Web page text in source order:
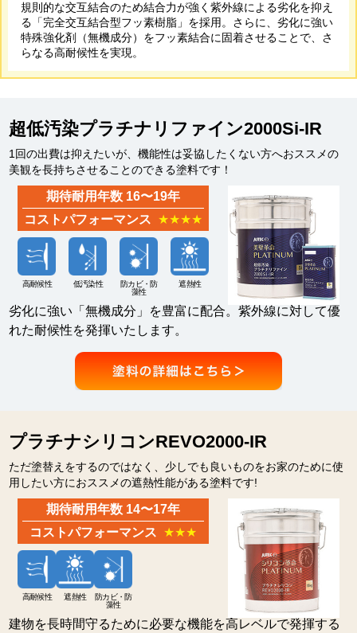
規則的な交互結合のため結合力が強く紫外線による劣化を抑え
る「完全交互結合型フッ素樹脂」を採用。 さらに、劣化に強い
特殊強化剤（無機成分）をフッ素結合に固着させることで、さ
らなる高耐候性を実現。
超低汚染プラチナリファイン2000Si-IR
1回の出費は抑えたいが、機能性は妥協したくない方へおススメの
美観を長持ちさせることのできる塗料です！
期待耐用年数 16〜19年
コストパフォーマンス ★★★★
高耐候性 低汚染性
防カビ・防
藻性
遮熱性
劣化に強い「無機成分」を豊富に配合。紫外線に対して優
れた耐候性を発揮いたします。
プラチナシリコンREVO2000-IR
ただ塗替えをするのではなく、少しでも良いものをお家のために使
用したい方におススメの遮熱性能がある塗料です!
期待耐用年数 14〜17年
コストパフォーマンス ★★★
高耐候性 遮熱性
防カビ・防
藻性
建物を長時間守るために必要な機能を高レベルで発揮する